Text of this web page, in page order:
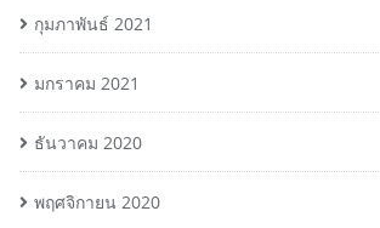
กุมภาพันธ์ 2021
มกราคม 2021
ธันวาคม 2020
พฤศจิกายน 2020